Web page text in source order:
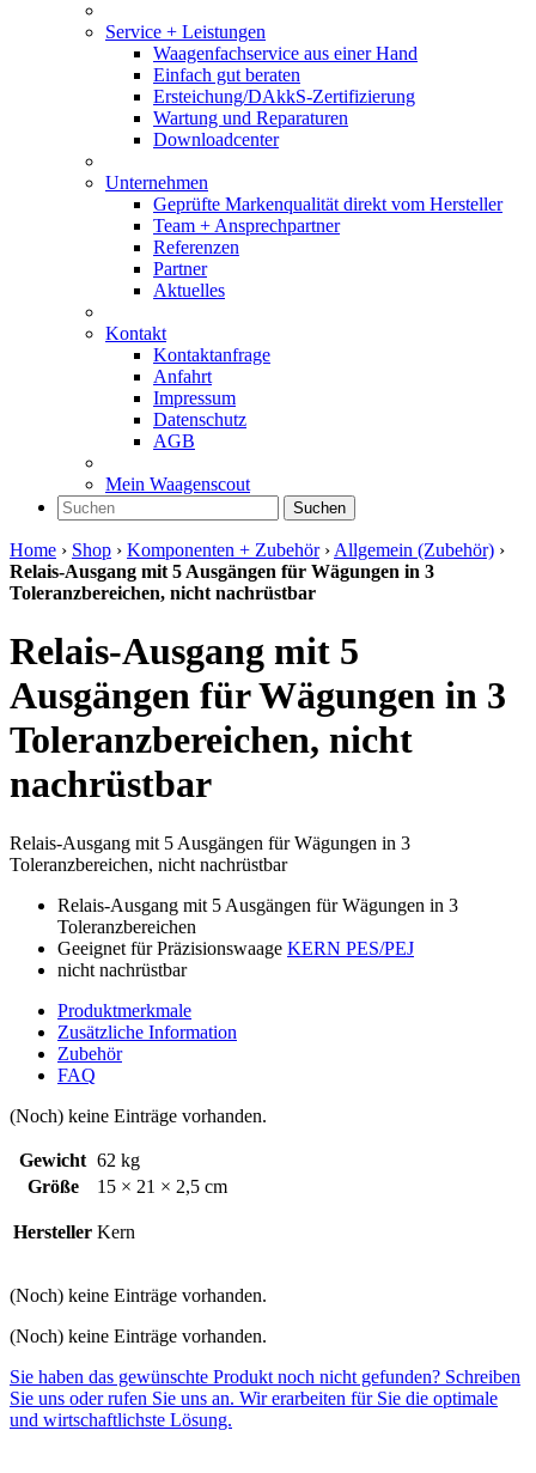
Service + Leistungen
Waagenfachservice aus einer Hand
Einfach gut beraten
Ersteichung/DAkkS-Zertifizierung
Wartung und Reparaturen
Downloadcenter
Unternehmen
Geprüfte Markenqualität direkt vom Hersteller
Team + Ansprechpartner
Referenzen
Partner
Aktuelles
Kontakt
Kontaktanfrage
Anfahrt
Impressum
Datenschutz
AGB
Mein Waagenscout
Suchen
Home › Shop › Komponenten + Zubehör› Allgemein (Zubehör) ›
Relais-Ausgang mit 5 Ausgängen für Wägungen in 3
Toleranzbereichen, nicht nachrüstbar
Relais-Ausgang mit 5
Ausgängen für Wägungen in 3
Toleranzbereichen, nicht
nachrüstbar
Relais-Ausgang mit 5 Ausgängen für Wägungen in 3
Toleranzbereichen, nicht nachrüstbar
Relais-Ausgang mit 5 Ausgängen für Wägungen in 3
Toleranzbereichen
Geeignet für Präzisionswaage KERN PES/PEJ
nicht nachrüstbar
Produktmerkmale
Zusätzliche Information
Zubehör
FAQ
(Noch) keine Einträge vorhanden.
Gewicht 62 kg
Größe
15 × 21 × 2,5 cm
Hersteller Kern
(Noch) keine Einträge vorhanden.
(Noch) keine Einträge vorhanden.
Sie haben das gewünschte Produkt noch nicht gefunden? Schreiben
Sie uns oder rufen Sie uns an. Wir erarbeiten für Sie die optimale
und wirtschaftlichste Lösung.